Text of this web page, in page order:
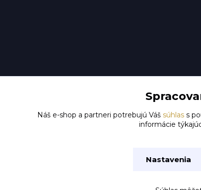
Náš e-shop a partneri potrebujú Váš súhlass
informácie
Nastavenia